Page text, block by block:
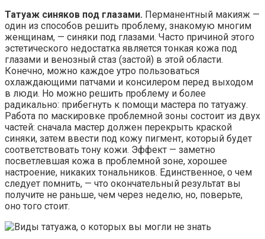
Татуаж синяков под глазами. Перманентный макияж —
один из способов решить проблему, знакомую многим
женщинам, — синяки под глазами. Часто причиной этого
эстетического недостатка является тонкая кожа под
глазами и венозный стаз (застой) в этой области.
Конечно, можно каждое утро пользоваться
охлаждающими патчами и консилером перед выходом
в люди. Но можно решить проблему и более
радикально: прибегнуть к помощи мастера по татуажу.
Работа по маскировке проблемной зоны состоит из двух
частей: сначала мастер должен перекрыть краской
синяки, затем ввести под кожу пигмент, который будет
соответствовать тону кожи. Эффект — заметно
посветлевшая кожа в проблемной зоне, хорошее
настроение, никаких тональников. Единственное, о чем
следует помнить, — что окончательный результат вы
получите не раньше, чем через неделю, но, поверьте,
оно того стоит.